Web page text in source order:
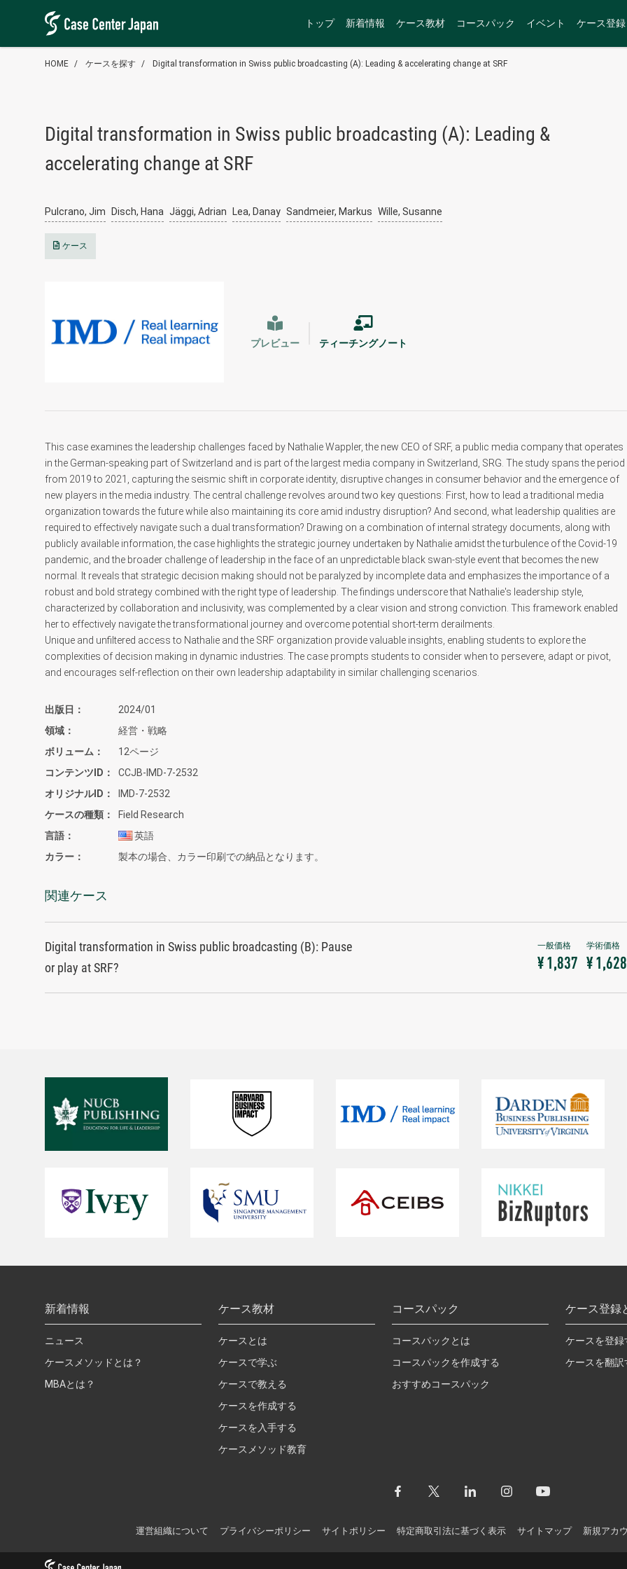
トップ 新着情報 ケース教材 コースパック イベント ケース登録
HOME ケースを探す Digital transformation in Swiss public broadcasting (A): Leading & accelerating change at SRF
Digital transformation in Swiss public broadcasting (A): Leading &
accelerating change at SRF
Pulcrano, Jim Disch, Hana Jäggi, Adrian Lea, Danay Sandmeier, Markus Wille, Susanne
ケース
プレビュー ティーチングノート
This case examines the leadership challenges faced by Nathalie Wappler, the new CEO of SRF, a public media company that operates
in the German-speaking part of Switzerland and is part of the largest media company in Switzerland, SRG. The study spans the period
from 2019 to 2021, capturing the seismic shift in corporate identity, disruptive changes in consumer behavior and the emergence of
new players in the media industry. The central challenge revolves around two key questions: First, how to lead a traditional media
organization towards the future while also maintaining its core amid industry disruption? And second, what leadership qualities are
required to effectively navigate such a dual transformation? Drawing on a combination of internal strategy documents, along with
publicly available information, the case highlights the strategic journey undertaken by Nathalie amidst the turbulence of the Covid-19
pandemic, and the broader challenge of leadership in the face of an unpredictable black swan-style event that becomes the new
normal. It reveals that strategic decision making should not be paralyzed by incomplete data and emphasizes the importance of a
robust and bold strategy combined with the right type of leadership. The findings underscore that Nathalie's leadership style,
characterized by collaboration and inclusivity, was complemented by a clear vision and strong conviction. This framework enabled
her to effectively navigate the transformational journey and overcome potential short-term derailments.
Unique and unfiltered access to Nathalie and the SRF organization provide valuable insights, enabling students to explore the
complexities of decision making in dynamic industries. The case prompts students to consider when to persevere, adapt or pivot,
and encourages self-reflection on their own leadership adaptability in similar challenging scenarios.
出版日
2024/01
領域
経営・戦略
ボリューム
12ページ
コンテンツID
CCJB-IMD-7-2532
オリジナルID
IMD-7-2532
ケースの種類
Field Research
言語
英語
カラー
製本の場合、カラー印刷での納品となります。
関連ケース
Digital transformation in Swiss public broadcasting (B): Pause
or play at SRF?
¥ 1,837 ¥ 1,628
新着情報
ニュース
ケースメソッドとは？
MBAとは？
ケース教材
ケースとは
ケースで学ぶ
ケースで教える
ケースを作成する
ケースを入手する
ケースメソッド教育
コースパック
コースパックとは
コースパックを作成する
おすすめコースパック
ケース登録
ケースを登録
ケースを翻訳
運営組織について プライバシーポリシー サイトポリシー 特定商取引法に基づく表示 サイトマップ 新規アカ